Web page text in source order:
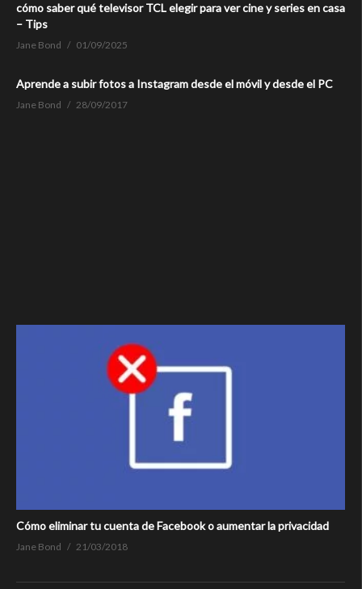
cómo saber qué televisor TCL elegir para ver cine y series en casa
– Tips
Jane Bond 01/09/2025
Aprende a subir fotos a Instagram desde el móvil y desde el PC
Jane Bond 28/09/2017
Cómo eliminar tu cuenta de Facebook o aumentar la privacidad
Jane Bond 21/03/2018